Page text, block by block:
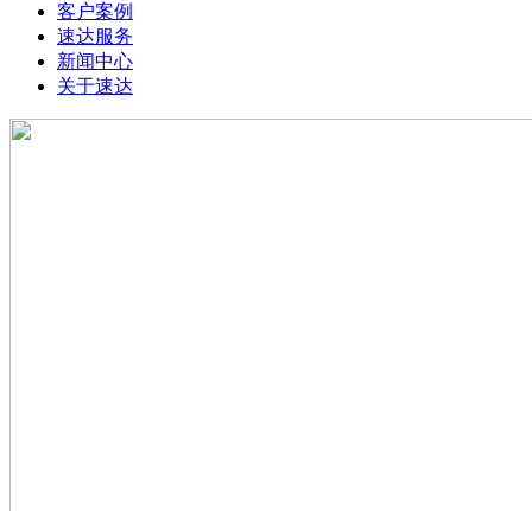
客户案例
速达服务
新闻中心
关于速达